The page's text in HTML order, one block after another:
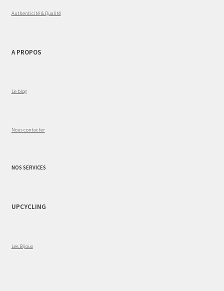
Authenticité & Qualité
A PROPOS
Le blog
Nous contacter
NOS SERVICES
UPCYCLING
Les Bijoux